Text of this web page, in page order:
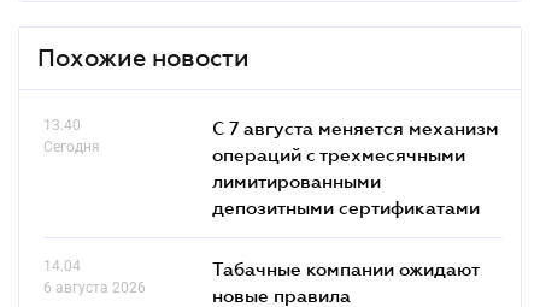
Похожие новости
13.40
Сегодня
С 7 августа меняется механизм
операций с трехмесячными
лимитированными
депозитными сертификатами
14.04
6 августа 2026
Табачные компании ожидают
новые правила